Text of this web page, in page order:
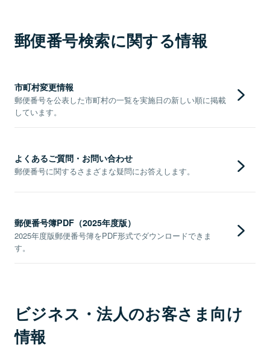
郵便番号検索に関する情報
市町村変更情報
郵便番号を公表した市町村の一覧を実施日の新しい順に掲載
しています。
よくあるご質問・お問い合わせ
郵便番号に関するさまざまな疑問にお答えします。
郵便番号簿PDF（2025年度版）
2025年度版郵便番号簿をPDF形式でダウンロードできま
す。
ビジネス・法人のお客さま向け
情報